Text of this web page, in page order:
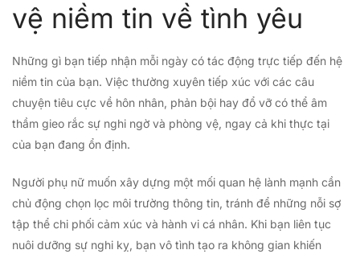
vệ niềm tin về tình yêu
Những gì bạn tiếp nhận mỗi ngày có tác động trực tiếp đến hệ
niềm tin của bạn. Việc thường xuyên tiếp xúc với các câu
chuyện tiêu cực về hôn nhân, phản bội hay đổ vỡ có thể âm
thầm gieo rắc sự nghi ngờ và phòng vệ, ngay cả khi thực tại
của bạn đang ổn định.
Người phụ nữ muốn xây dựng một mối quan hệ lành mạnh cần
chủ động chọn lọc môi trường thông tin, tránh để những nỗi sợ
tập thể chi phối cảm xúc và hành vi cá nhân. Khi bạn liên tục
nuôi dưỡng sự nghi kỵ, bạn vô tình tạo ra không gian khiến